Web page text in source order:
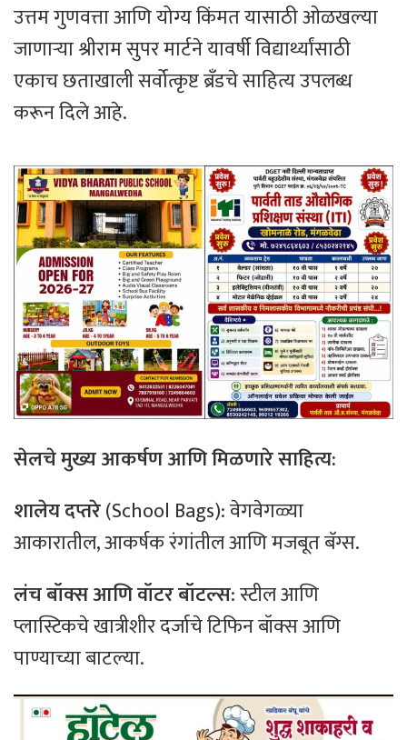
​उत्तम गुणवत्ता आणि योग्य किंमत यासाठी ओळखल्या
जाणाऱ्या श्रीराम सुपर मार्टने यावर्षी विद्यार्थ्यांसाठी
एकाच छताखाली सर्वोत्कृष्ट ब्रँडचे साहित्य उपलब्ध
करून दिले आहे.
सेलचे मुख्य आकर्षण आणि मिळणारे साहित्य:
शालेय दप्तरे(School Bags): वेगवेगळ्या
आकारातील, आकर्षक रंगांतील आणि मजबूत बॅग्स.
लंच बॉक्स आणि वॉटर बॉटल्स: स्टील आणि
प्लास्टिकचे खात्रीशीर दर्जाचे टिफिन बॉक्स आणि
पाण्याच्या बाटल्या.